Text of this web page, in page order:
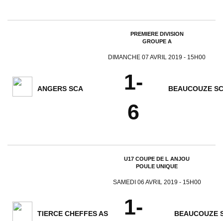
PREMIERE DIVISION
GROUPE A
DIMANCHE 07 AVRIL 2019 - 15H00
ANGERS SCA
1-
6
BEAUCOUZE
U17 COUPE DE L ANJOU
POULE UNIQUE
SAMEDI 06 AVRIL 2019 - 15H00
TIERCE CHEFFES AS 1- BEAUCOUZE